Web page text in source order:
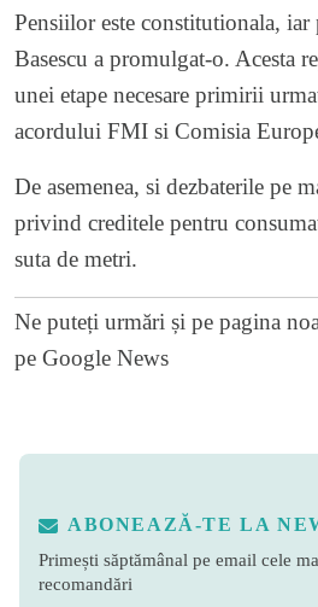
Pensiilor este constitutionala, iar
Basescu a promulgat-o. Acesta
unei etape necesare primirii
acordului FMI si Comisia
De asemenea, si dezbaterile pe
privind creditele pentru
suta de metri.
Ne puteți urmări și pe pagina
pe Google News
ABONEAZĂ-TE LA
Primești săptămânal pe email cele
recomandări